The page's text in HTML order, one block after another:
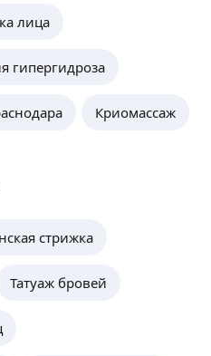
лица
гипергидроза
Криомассаж
стрижка
Татуаж бровей